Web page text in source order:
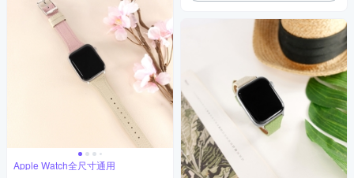
Apple Watch全尺寸通用